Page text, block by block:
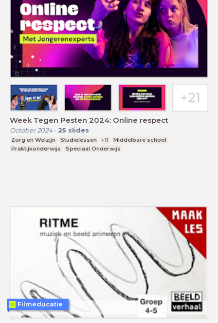
Week Tegen Pesten 2024: Online respect
October 2024- 25 slides
Zorg en Welzijn Studielessen +11
Middelbare school
Praktijkonderwijs
Speciaal Onderwijs
Filmeducatie